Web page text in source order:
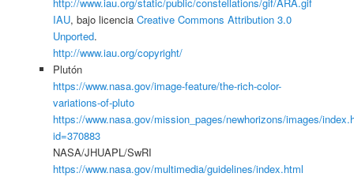
IAU, bajo licencia Creative Commons Attribution 3.0
Unported.
http://www.iau.org/copyright/
Plutón
https://www.nasa.gov/image-feature/the-rich-color-
variations-of-pluto
https://www.nasa.gov/mission_pages/newhorizons/images/
id=370883
NASA/JHUAPL/SwRI
https://www.nasa.gov/multimedia/guidelines/index.html